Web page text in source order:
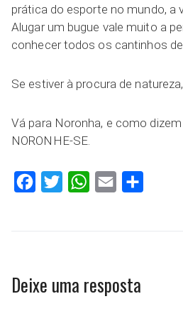
prática do esporte no mundo, a
Alugar um bugue vale muito a
conhecer todos os cantinhos
Se estiver à procura de
Vá para Noronha, e como
NORONHE-SE.
FacebookTwitter WhatsAppEmail
Deixe uma resposta